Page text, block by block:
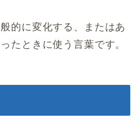
的に変化する、またはあ
たときに使う言葉です。